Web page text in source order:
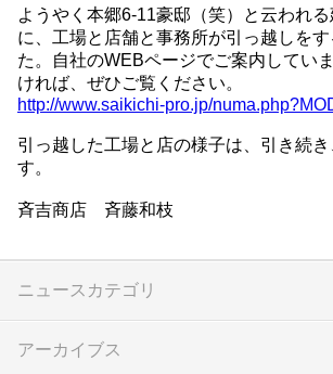
ようやく本郷6-11豪邸（笑）と云われ
に、工場と店舗と事務所が引っ越しを
た。自社のWEBページでご案内してい
ければ、ぜひご覧ください。
http://www.saikichi-pro.jp/
引っ越した工場と店の様子は、引き続き
す。
斉吉商店 斉藤和枝
ニュースカテゴリ
アーカイブス